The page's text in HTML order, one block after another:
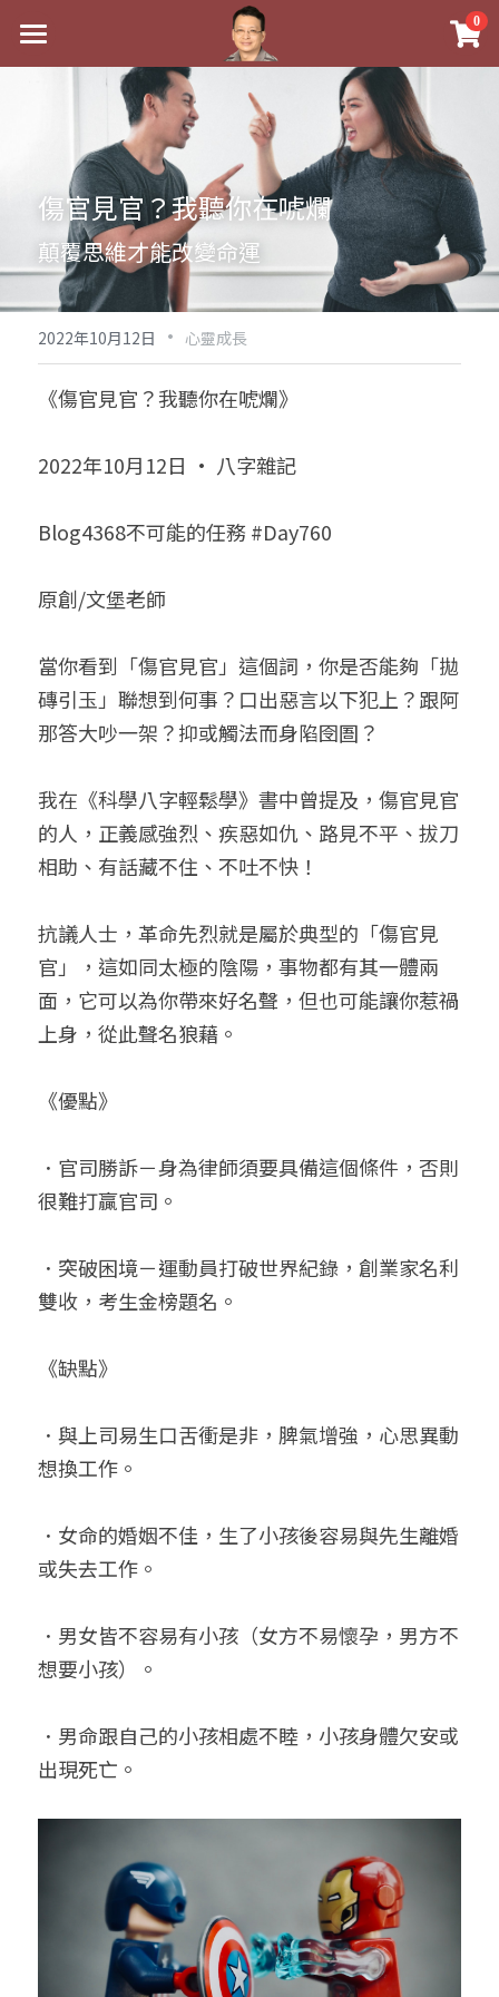
0
最新消息
實體經營
祖傳命理
手工印鑑
課程介紹
五行八字學
後天派陽宅
Blog
黃金會員專區
八字雜記
站長精選
臉書生活
試閱專區
Podcast聽書
陽宅視頻
線上直播
線上學苑
八字進階班
八字中階班
五人實戰班
五行計算初階班
五行計算高階班
團隊訓練營
《十神高階實戰錄》完整典藏版
科學八字推理PDF
小兒命名
科學八字推理1
科學八字推理2
科學八字輕鬆學
輕鬆學會科學八字推理
與我預約
批命預約
上課預約
常見問題
FB粉絲頁
登錄/註冊
搜索
繁體中文
support@p8zicourse.com
五行八字線上班
傷官見官？我聽你在唬爛
顛覆思維才能改變命運
2022年10月12日 · 心靈成長
《傷官見官？我聽你在唬爛》
2022年10月12日 · 八字雜記
Blog4368不可能的任務 #Day760
原創/文堡老師
當你看到「傷官見官」這個詞，你是否能夠「拋
磚引玉」聯想到何事？口出惡言以下犯上？跟阿
那答大吵一架？抑或觸法而身陷囹圄？
我在《科學八字輕鬆學》書中曾提及，傷官見官
的人，正義感強烈、疾惡如仇、路見不平、拔刀
相助、有話藏不住、不吐不快！
抗議人士，革命先烈就是屬於典型的「傷官見
官」，這如同太極的陰陽，事物都有其一體兩
面，它可以為你帶來好名聲，但也可能讓你惹禍
上身，從此聲名狼藉。
《優點》
．官司勝訴－身為律師須要具備這個條件，否則
很難打贏官司。
．突破困境－運動員打破世界紀錄，創業家名利
雙收，考生金榜題名。
《缺點》
．與上司易生口舌衝是非，脾氣增強，心思異動
想換工作。
．女命的婚姻不佳，生了小孩後容易與先生離婚
或失去工作。
．男女皆不容易有小孩（女方不易懷孕，男方不
想要小孩）。
．男命跟自己的小孩相處不睦，小孩身體欠安或
出現死亡。
×
商品分類
八字線上完整班
科學八字推理PDF
《十神高階實戰錄》完整典藏版
1美元超值PDF
八字線上批命
小兒命名